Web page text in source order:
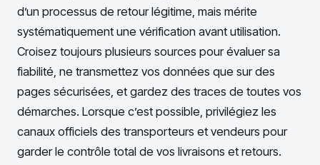
d’un processus de retour légitime, mais mérite
systématiquement une vérification avant utilisation.
Croisez toujours plusieurs sources pour évaluer sa
fiabilité, ne transmettez vos données que sur des
pages sécurisées, et gardez des traces de toutes vos
démarches. Lorsque c’est possible, privilégiez les
canaux officiels des transporteurs et vendeurs pour
garder le contrôle total de vos livraisons et retours.